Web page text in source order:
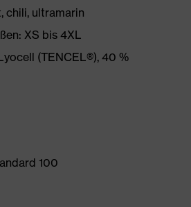
chili, ultramarin
XS bis 4XL
(TENCEL®), 40 %
100